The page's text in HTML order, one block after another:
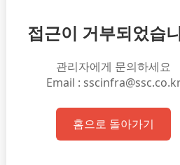
접근이 거부되었습
관리자에게 문의하세요
Email :
홈으로 돌아가기